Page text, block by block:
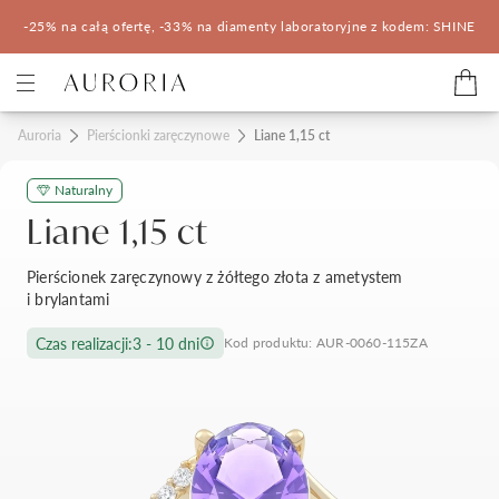
-25% na całą ofertę, -33% na diamenty laboratoryjne z kodem: SHINE
Kategorie
Pierścionki zaręczynowe
Pomocne
Salon Auroria Arkadia
Korzyści z zakupu
Auroria Pierścionki zaręczynowe Liane 1,15 ct
Naturalny
Liane 1,15 ct
Pierścionek zaręczynowy z żółtego złota z ametystem
i brylantami
Czas realizacji:3 - 10 dni Kod produktu: AUR-0060-115ZA